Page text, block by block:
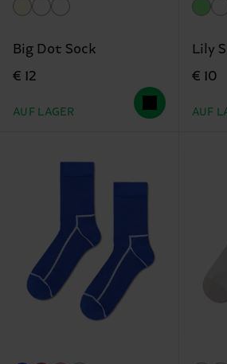
Big Dot Sock
€ 12
AUF LAGER
Lily
€ 10
AUF